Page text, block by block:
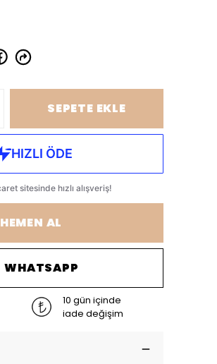
SEPETE EKLE
HEMEN AL
WHATSAPP
10 gün içinde
iade değişim